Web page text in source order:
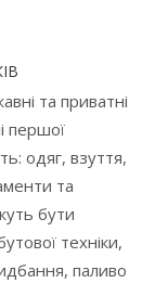
та приватні
першої
одяг, взуття,
та
бути
техніки,
паливо